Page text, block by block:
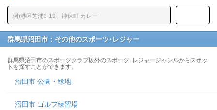
群馬県沼田市：その他のスポーツ･レジャー
群馬県沼田市のスポーツクラブ以外のスポーツ･レジャージャンルからスポッ
トを探すことができます。
沼田市 公園・緑地
沼田市 ゴルフ練習場